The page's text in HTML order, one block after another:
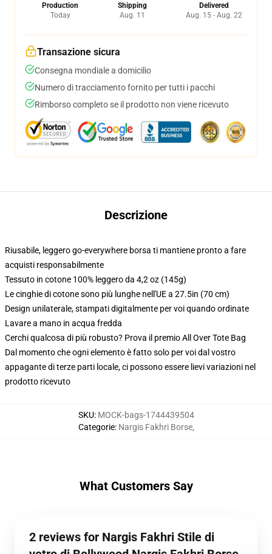
Production
Today
Shipping
Aug. 11
Delivered
Aug. 15 - Aug. 22
Transazione sicura
Consegna mondiale a domicilio
Numero di tracciamento fornito per tutti i pacchi
Rimborso completo se il prodotto non viene ricevuto
Descrizione
Riusabile, leggero go-everywhere borsa ti mantiene pronto a fare
acquisti responsabilmente
Tessuto in cotone 100% leggero da 4,2 oz (145g)
Le cinghie di cotone sono più lunghe nell'UE a 27.5in (70 cm)
Design unilaterale, stampati digitalmente per voi quando ordinate
Lavare a mano in acqua fredda
Cerchi qualcosa di più robusto? Prova il premio All Over Tote Bag
Dal momento che ogni elemento è fatto solo per voi dal vostro
appagante di terze parti locale, ci possono essere lievi variazioni nel
prodotto ricevuto
SKU: MOCK-bags-1744439504
Categorie: Nargis Fakhri Borse,
What Customers Say
2 reviews for Nargis Fakhri Stile di